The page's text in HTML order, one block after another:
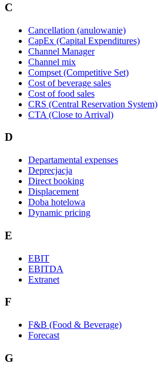
C
Cancellation (anulowanie)
CapEx (Capital Expenditures)
Channel Manager
Channel mix
Compset (Competitive Set)
Cost of beverage sales
Cost of food sales
CRS (Central Reservation System)
CTA (Close to Arrival)
D
Departamental expenses
Deprecjacja
Direct booking
Displacement
Doba hotelowa
Dynamic pricing
E
EBIT
EBITDA
Extranet
F
F&B (Food & Beverage)
Forecast
G